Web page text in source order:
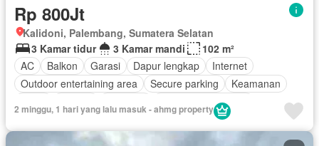
Rp 800Jt
Kalidoni, Palembang, Sumatera Selatan
3 Kamar tidur
3 Kamar mandi
102 m²
AC
Balkon Garasi Dapur lengkap
Internet
Outdoor entertaining area
Secure parking
Keamanan
Berperabot lengkap
2 minggu, 1 hari yang lalu masuk - ahmg property